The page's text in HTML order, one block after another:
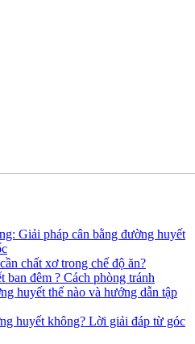
Giải pháp cân bằng đường huyết
chất xơ trong chế độ ăn?
ban đêm ? Cách phòng tránh
huyết thế nào và hướng dẫn tập
huyết không? Lời giải đáp từ góc